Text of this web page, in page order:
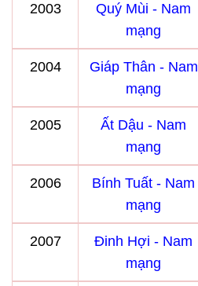
2003
Quý Mùi - Nam
mạng
2004
Giáp Thân - Nam
mạng
2005
Ất Dậu - Nam
mạng
2006
Bính Tuất - Nam
mạng
2007
Đinh Hợi - Nam
mạng